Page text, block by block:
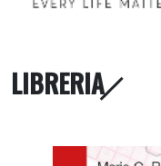
LIBRERIA